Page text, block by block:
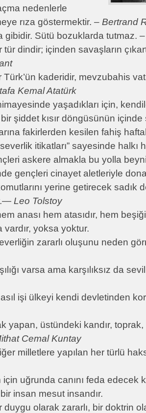
nedenlerle
rıza göstermektir. – Bertrand
gibidir. Sütü bozuklarda tutmaz.
dindir; içinden savaşların
Türk’ün kaderidir, mevzubahis
Kemal Atatürk
yaşadıkları için,
şiddet kısır döngüsünün içinde
fakirlerden kesilen fahiş
itikatları” sayesinde halkı
askere almakla bu yolla
gençleri cinayet aletleriyle
yerine getirecek sadık
Leo Tolstoy
anası hem atasıdır, hem
vardır, yoksa yoktur.
zararlı oluşunu neden
varsa ama karşılıksız da
işi ülkeyi kendi devletinden
yapan, üstündeki kandır,
Cemal Kuntay
milletlere yapılan her türlü
uğrunda canını feda edecek
insan mesut insandır.
olarak zararlı, bir doktrin